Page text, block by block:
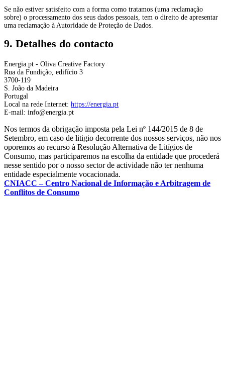
Se não estiver satisfeito com a forma como tratamos (uma reclamação
sobre) o processamento dos seus dados pessoais, tem o direito de apresentar
uma reclamação à Autoridade de Proteção de Dados.
9. Detalhes do contacto
Energia.pt - Oliva Creative Factory
Rua da Fundição, edifício 3
3700-119
S. João da Madeira
Portugal
Local na rede Internet: https://energia.pt
E-mail: info@energia.pt
Nos termos da obrigação imposta pela Lei nº 144/2015 de 8 de
Setembro, em caso de litigio decorrente dos nossos serviços, não nos
oporemos ao recurso à Resolução Alternativa de Litígios de
Consumo, mas participaremos na escolha da entidade que procederá
nesse sentido por o nosso sector de actividade não ter nenhuma
entidade especialmente vocacionada.
CNIACC – Centro Nacional de Informação e Arbitragem de
Conflitos de Consumo